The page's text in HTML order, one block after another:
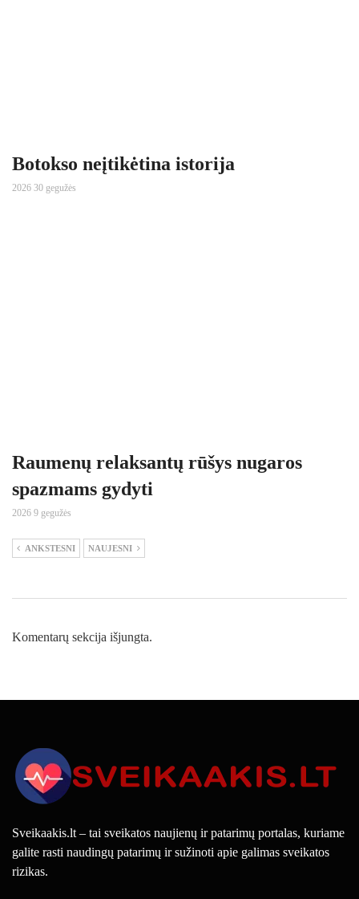
Botokso neįtikėtina istorija
2026 30 gegužės
Raumenų relaksantų rūšys nugaros
spazmams gydyti
2026 9 gegužės
ANKSTESNI NAUJESNI
Komentarų sekcija išjungta.
Sveikaakis.lt – tai sveikatos naujienų ir patarimų portalas, kuriame
galite rasti naudingų patarimų ir sužinoti apie galimas sveikatos
rizikas.